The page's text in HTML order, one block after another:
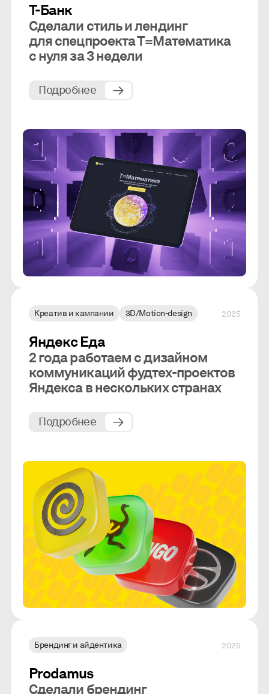
Т-Банк
Сделали стиль и лендинг
для спецпроекта Т=Математика
с нуля за 3 недели
Подробнее
Креатив и кампании 3D/Motion-design 2025
Яндекс Еда
2 года работаем с дизайном
коммуникаций фудтех-проектов
Яндекса в нескольких странах
Подробнее
Брендинг и айдентика 2025
Prodamus
Сделали брендинг